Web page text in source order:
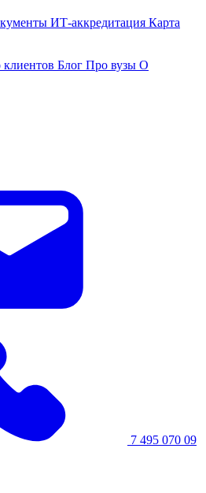
ИТ-аккредитация Карта
Блог Про вузы О
7 495 070 09